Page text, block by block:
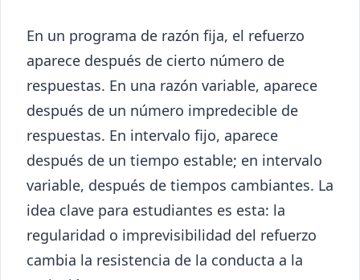
En un programa de razón fija, el refuerzo
aparece después de cierto número de
respuestas. En una razón variable, aparece
después de un número impredecible de
respuestas. En intervalo fijo, aparece
después de un tiempo estable; en intervalo
variable, después de tiempos cambiantes. La
idea clave para estudiantes es esta: la
regularidad o imprevisibilidad del refuerzo
cambia la resistencia de la conducta a la